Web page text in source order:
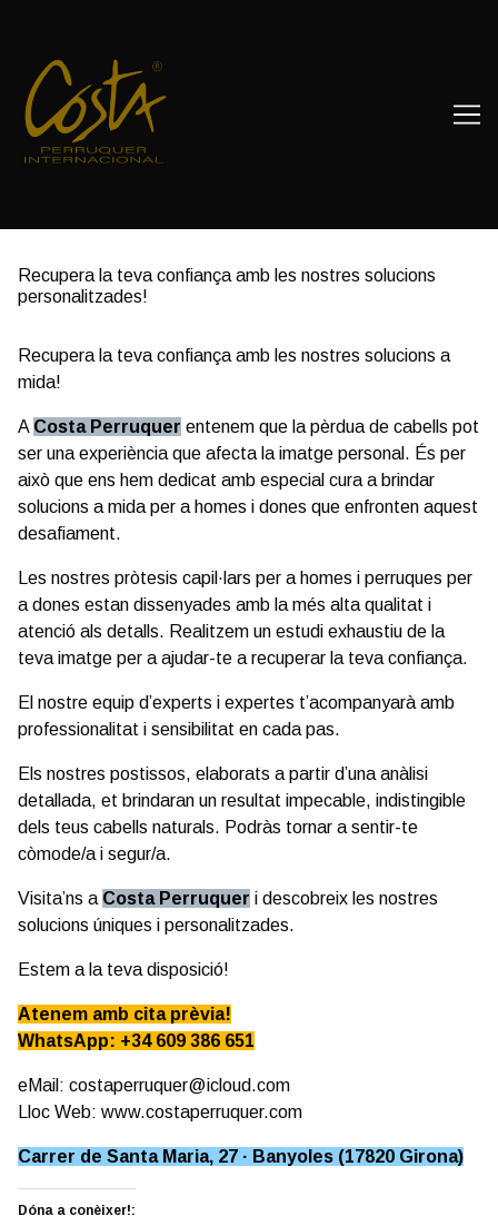
Content
Recupera la teva confiança amb les nostres solucions
personalitzades!
Recupera la teva confiança amb les nostres solucions a
mida!
A Costa Perruquer entenem que la pèrdua de cabells pot
ser una experiència que afecta la imatge personal. És per
això que ens hem dedicat amb especial cura a brindar
solucions a mida per a homes i dones que enfronten aquest
desafiament.
Les nostres pròtesis capil·lars per a homes i perruques per
a dones estan dissenyades amb la més alta qualitat i
atenció als detalls. Realitzem un estudi exhaustiu de la
teva imatge per a ajudar-te a recuperar la teva confiança.
El nostre equip d’experts i expertes t’acompanyarà amb
professionalitat i sensibilitat en cada pas.
Els nostres postissos, elaborats a partir d’una anàlisi
detallada, et brindaran un resultat impecable, indistingible
dels teus cabells naturals. Podràs tornar a sentir-te
còmode/a i segur/a.
Visita’ns a Costa Perruquer i descobreix les nostres
solucions úniques i personalitzades.
Estem a la teva disposició!
Atenem amb cita prèvia!
WhatsApp: +34 609 386 651
eMail: costaperruquer@icloud.com
Lloc Web: www.costaperruquer.com
Carrer de Santa Maria, 27 · Banyoles (17820 Girona)
Dóna a conèixer!: